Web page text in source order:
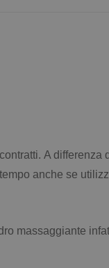
A differenza
anche se
massaggiante